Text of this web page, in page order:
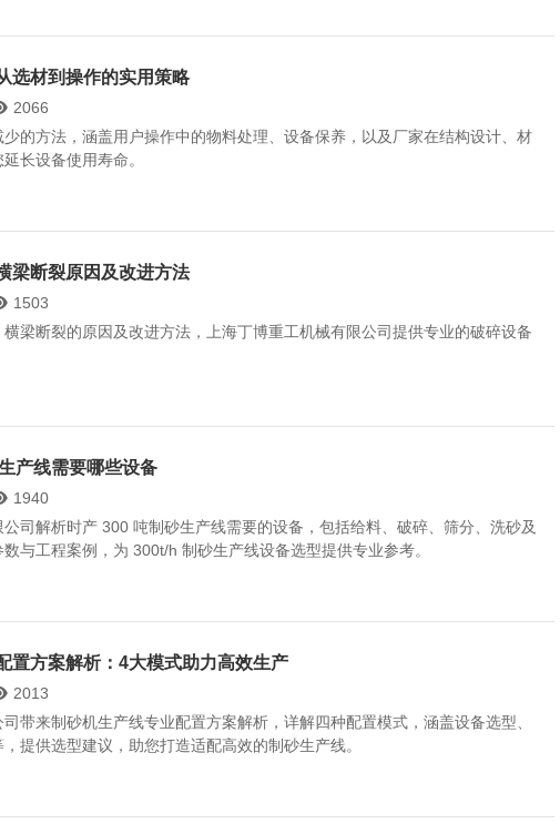
选材到操作的实用策略
2066
的方法，涵盖用户操作中的物料处理、设备保养，以及厂家在结构设计、材
长设备使用寿命。
梁断裂原因及改进方法
1503
梁断裂的原因及改进方法，上海丁博重工机械有限公司提供专业的破碎设备
产线需要哪些设备
1940
公司解析时产 300 吨制砂生产线需要的设备，包括给料、破碎、筛分、洗砂及
与工程案例，为 300t/h 制砂生产线设备选型提供专业参考。
置方案解析：4大模式助力高效生产
2013
带来制砂机生产线专业配置方案解析，详解四种配置模式，涵盖设备选型、
提供选型建议，助您打造适配高效的制砂生产线。